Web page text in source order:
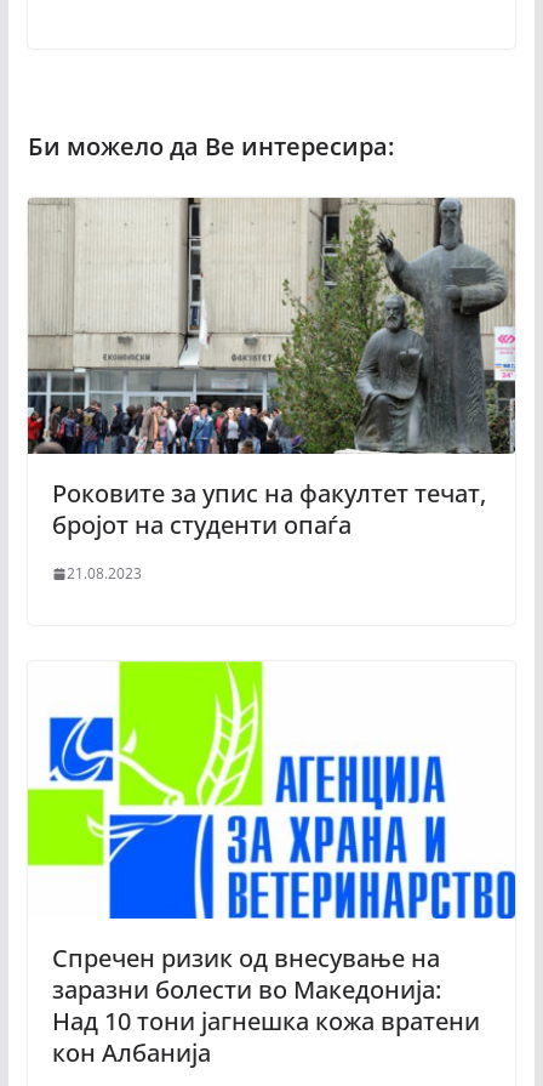
Роковите за упис на факултет течат,
бројот на студенти опаѓа
21.08.2023
Спречен ризик од внесување на
заразни болести во Македонија:
Над 10 тони јагнешка кожа вратени
кон Албанија